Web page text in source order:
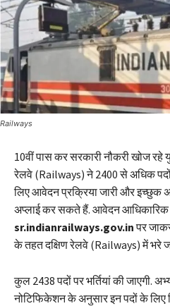
Railways
10वीं पास कर सरकारी नौकरी खोज
रेलवे (Railways) ने 2400 से अधिक पदों
लिए आवेदन प्रक्रिया जारी और इच्छुक
अप्लाई कर सकते हैं. आवेदन आधिकारिक
sr.indianrailways.gov.inपर
के तहत दक्षिण रेलवे (Railways) में भरे
कुल 2438 पदों पर भर्तियां की जाएगी.
नोटिफिकेशन के अनुसार इन पदों के लिए